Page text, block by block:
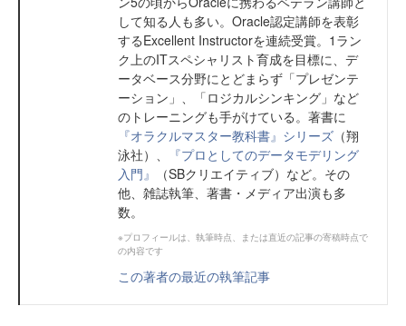
して知る人も多い。Oracle認定講師を表彰
するExcellent Instructorを連続受賞。1ラン
ク上のITスペシャリスト育成を目標に、デ
ータベース分野にとどまらず「プレゼンテ
ーション」、「ロジカルシンキング」など
のトレーニングも手がけている。著書に
『オラクルマスター教科書』シリーズ （翔
泳社）、
『プロとしてのデータモデリング
入門』
（SBクリエイティブ）など。その
他、雑誌執筆、著書・メディア出演も多
数。
※プロフィールは、執筆時点、または直近の記事の寄稿時点で
の内容です
この著者の最近の執筆記事